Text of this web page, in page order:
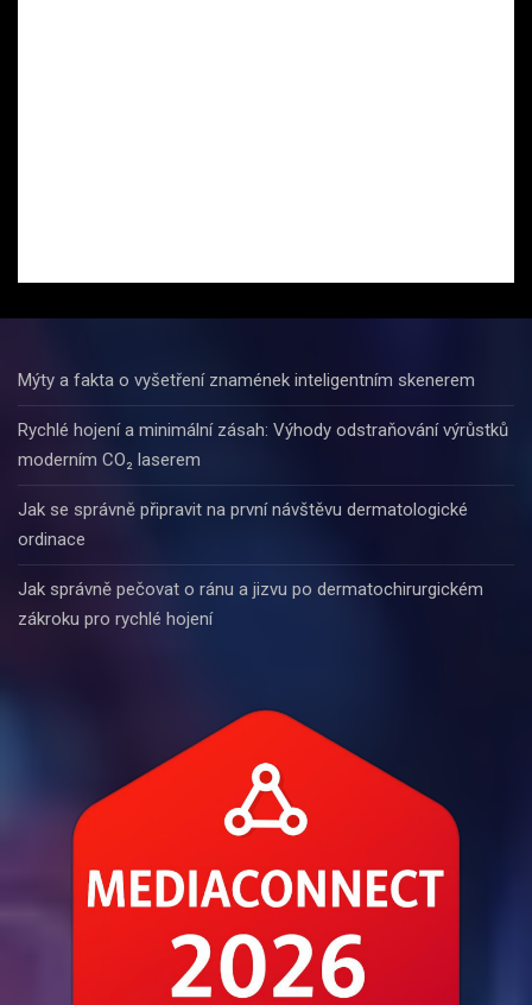
Mýty a fakta o vyšetření znamének inteligentním skenerem
Rychlé hojení a minimální zásah: Výhody odstraňování výrůstků
moderním CO₂ laserem
Jak se správně připravit na první návštěvu dermatologické
ordinace
Jak správně pečovat o ránu a jizvu po dermatochirurgickém
zákroku pro rychlé hojení